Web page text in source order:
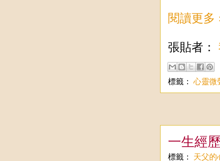
閱讀更多
張貼者：
標籤： 心靈微
一生經
標籤： 天父